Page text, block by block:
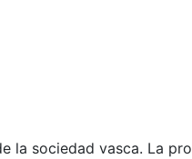
la sociedad vasca. La